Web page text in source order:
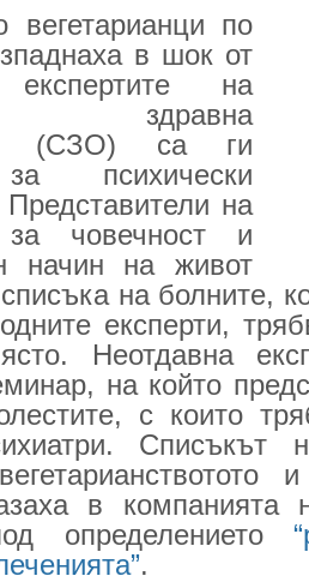
вегетарианци по
в шок от
на
здравна
(СЗО) са ги
психически
на
за човечност и
начин на живот
на болните,
експерти,
Неотдавна
на който
с които
Списъкът
и
в компанията
определението
.